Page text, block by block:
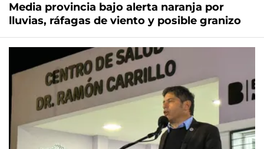
Media provincia bajo alerta naranja por
lluvias, ráfagas de viento y posible granizo